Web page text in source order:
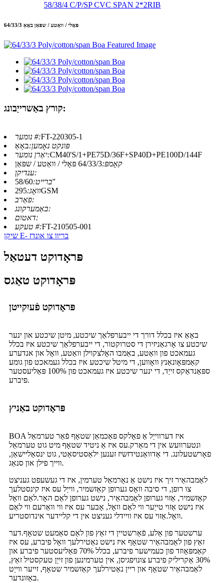
58/38/4 C/P/SP CVC SPAN 2*2RIB
64/33/3 פּאָלי / וואַטע / שפּאַן באָאַ
קורץ באַשרייַבונג:
נומער #:FT-220305-1
פּונקט נאָמען:באָאַ
יאַרן נומער:CM40'S/1+PE75D/36F+SP40D+PE100D/144F
קאָמפּ:64/33/3 פּאָלי / וואַטע / שפּאַן
ענדיקן:
ברייט:58/60"
וואָג:295GSM
פאַרב:
באַמערקונג:
דאטום:
טעקע #:FT-210505-001
שיקן E- בריוו צו אונדז
פּראָדוקט דעטאַל
פּראָדוקט טאַגס
פּראָדוקט פֿעיִקייטן
באָאַ איז בכלל דורך די ייבערפלאַך שיכטע, מיטן שיכטע און ינער
שיכטע צו אָרגאַניזירן די סטרוקטור, די ייבערפלאַך שיכטע איז בכלל
געמאכט פון וואַטע, באַמבו האָלצקוילן וואַטע, וואָל און אנדערע
קאַמפּאָונאַנץ וואָווען, די מיטל שיכטע איז בכלל געמאכט פון גומע
ספּאַנדאַקס זייַד, די ינער שיכטע איז געמאכט פון 100% פּאַליעסטער
פיברע.
פּראָדוקט באַניץ
BOA איז דערווייַל אַ פאָלקס פאַכמאַן שטאָף פֿאַר טערמאַל
ונטערוועש אין די מאַרק.עס איז אַ ניטיד שטאָף מיט גוט טערמאַל
פאָרשטעלונג. די אַדוואַנטידזשיז זענען ילאַסטיסאַטי, גוט ינסאַליישאַן,
ווייך פילן און סנאַג.
לאַמבהאַיר זיך איז נישט אַ נאָרמאַל טערמין, איז די געשעפט געניצט
צו רופן, די סיבה וואָס גערופן קאַזשמיר, ווייַל עס איז קינסטלעך
קאַזשמיר, אַזוי גערופן לאַמבהאַיר, נישט גערופן לאַם האָר.לאַם וואָל
איז נישט אַזוי טייַער ווי לאַם וואָל, אָבער עס איז ווי וואַרעם ווי לאַם
וואָל.אַזוי עס איז וויידלי געניצט אין די קליידער אינדוסטריע.
ערשטער פון אַלע, פֿאַרשטיין די זאַץ פון לאַם סאַמעט שטאָף.דער
זאַץ פון לאַמבהאַיר שטאָף איז נישט נאַטירלעך וואָל פיברע, עס איז
קאַמפּאָוזד פון כעמישער פיברע, בכלל 70% פּאַליעסטער פיברע און
30% אַקריליק פיברע צונויפגיסן, אין טערמינען פון זייַן טעקסטיל זאַץ,
לאַמבהאַיר שטאָף און ריין נאַטירלעך קאַזשמיר שטאָף, זייער ווייַט
באַזונדער.